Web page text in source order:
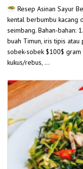
🥗 Resep Asinan Sayur
kental berbumbu kacang
seimbang. Bahan-bahan:
buah Timun, iris tipis
sobek-sobek $100$ gram
kukus/rebus, …